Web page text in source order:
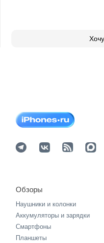
Обзоры
Наушники и колонки
Аккумуляторы и зарядки
Смартфоны
Планшеты